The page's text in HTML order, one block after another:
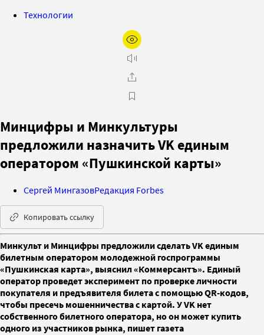
Технологии
Минцифры и Минкультуры
предложили назначить VK единым
оператором «Пушкинской карты»
Сергей МингазовРедакция Forbes
Копировать ссылку
Минкульт и Минцифры предложили сделать VK единым
билетным оператором молодежной госпрограммы
«Пушкинская карта», выяснил «Коммерсантъ». Единый
оператор проведет эксперимент по проверке личности
покупателя и предъявителя билета с помощью QR-кодов,
чтобы пресечь мошенничества с картой. У VK нет
собственного билетного оператора, но он может купить
одного из участников рынка, пишет газета